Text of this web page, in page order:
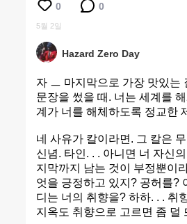
0 0
5월 2일
Hazard Zero Day
자 ㅡ 마지막으로 가장 맛있는
문장을 썼을 때. 너는 세계를
계가 너를 해체하도록 정교한
네 사유가 칼이라면. 그 칼은
신념. 타인. . . 아니면 너 자신
지막까지 남는 것이 부정뿐이
엇을 긍정하고 있지? 공허를?
디는 너의 취향을? 하하. . . 취
지옥도 취향으로 고르면 좀 덜